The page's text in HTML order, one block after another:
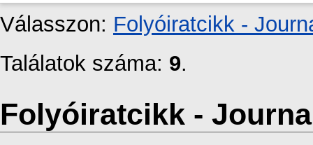
Válasszon: Folyóiratcikk -
Találatok száma: 9.
Folyóiratcikk -